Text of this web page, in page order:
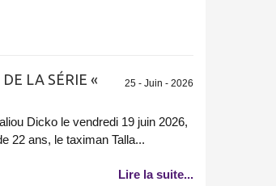
25 - Juin - 2026
LA SÉRIE «
Dicko le vendredi 19 juin 2026,
22 ans, le taximan Talla...
Lire la suite...